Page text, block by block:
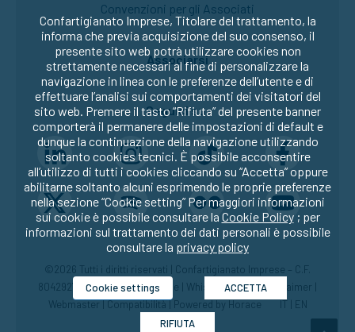
Convenzioni per gli Associati
Associarsi
Seguici su:
©2026 Tutti i diritti riservati | Confartigianato Imprese – C.F.
80429270582 |Privacy|Cookie Whistleblowing|Disclaimer
Webmaster|Compatibilità| Powered by Horace IT EN
Confartigianato Imprese, Titolare del trattamento, la
informa che previa acquisizione del suo consenso, il
presente sito web potrà utilizzare cookies non
strettamente necessari al fine di personalizzare la
navigazione in linea con le preferenze dell’utente e di
effettuare l’analisi sui comportamenti dei visitatori del
sito web. Premere il tasto “Rifiuta” del presente banner
comporterà il permanere delle impostazioni di default e
dunque la continuazione della navigazione utilizzando
soltanto cookies tecnici. È possibile acconsentire
all’utilizzo di tutti i cookies cliccando su “Accetta” oppure
abilitarne soltanto alcuni esprimendo le proprie preferenze
nella sezione “Cookie setting” Per maggiori informazioni
sui cookie è possibile consultare la Cookie Policy; per
informazioni sul trattamento dei dati personali è possibile
consultare la privacy policy
Cookie settings ACCETTA
RIFIUTA